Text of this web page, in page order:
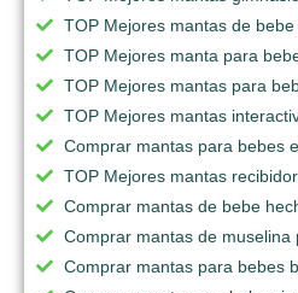
TOP Mejores mantas de
TOP Mejores manta para
TOP Mejores mantas para
TOP Mejores mantas
Comprar mantas para bebes
TOP Mejores mantas
Comprar mantas de bebe
Comprar mantas de muselina
Comprar mantas para bebes